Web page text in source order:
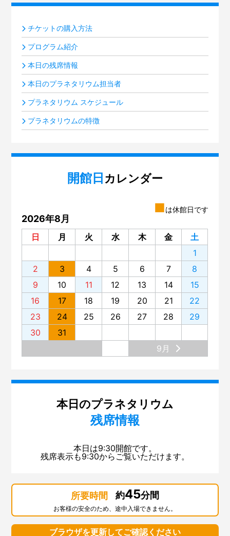
チケットの購入方法
プログラム紹介
本日の残席情報
本日のプラネタリウム担当者
プラネタリウム スケジュール
プラネタリウムの特徴
開館日 カレンダー
■は休館日です
2026年8月
日 月 火 水 木 金
土
1
2
3 4 5 6 7
8
9
10 11 12 13 14
15
16
17 18 19 20 21
22
23
24 25 26 27 28
29
30
31
9月
本日のプラネタリウム
残席情報
本日は9:30開館です。
残席表示も9:30からご覧いただけます。
所要時間 約45分間
お客様の安全のため、途中入場できません。
ブラウザを更新してご確認ください